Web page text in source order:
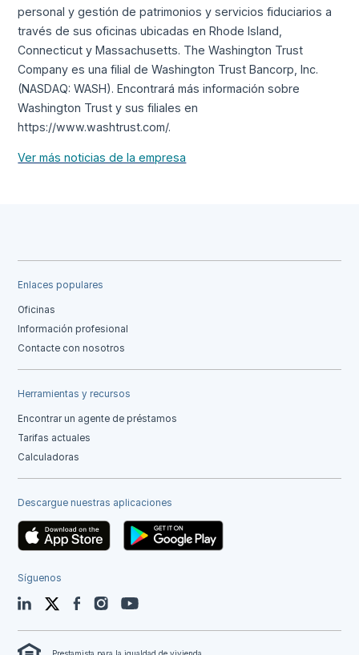
personal y gestión de patrimonios y servicios fiduciarios a
través de sus oficinas ubicadas en Rhode Island,
Connecticut y Massachusetts. The Washington Trust
Company es una filial de Washington Trust Bancorp, Inc.
(NASDAQ: WASH). Encontrará más información sobre
Washington Trust y sus filiales en
https://www.washtrust.com/.
Ver más noticias de la empresa
Enlaces populares
Oficinas
Información profesional
Contacte con nosotros
Herramientas y recursos
Encontrar un agente de préstamos
Tarifas actuales
Calculadoras
Descargue nuestras aplicaciones
Síguenos
LinkedIn TwitterFacebookInstagramYouTube